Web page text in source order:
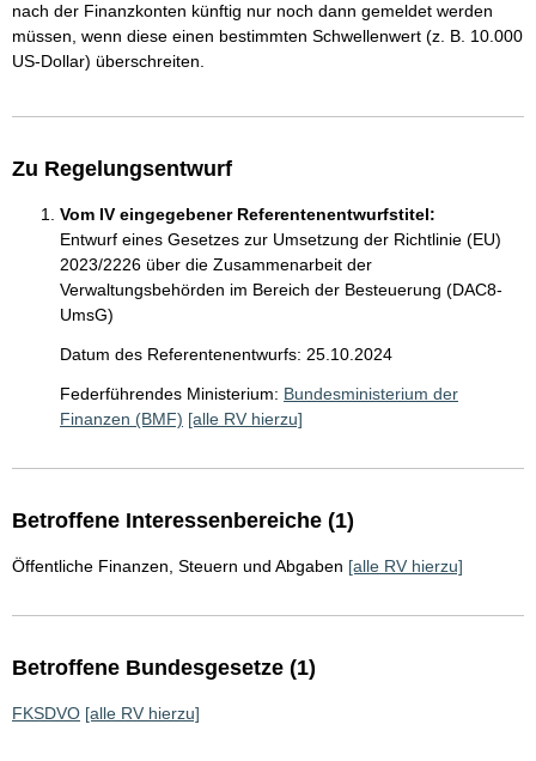
nach der Finanzkonten künftig nur noch dann gemeldet werden
müssen, wenn diese einen bestimmten Schwellenwert (z. B. 10.000
US-Dollar) überschreiten.
Zu Regelungsentwurf
Vom IV eingegebener Referentenentwurfstitel:
Entwurf eines Gesetzes zur Umsetzung der Richtlinie (EU)
2023/2226 über die Zusammenarbeit der
Verwaltungsbehörden im Bereich der Besteuerung (DAC8-
UmsG)
Datum des Referentenentwurfs: 25.10.2024
Federführendes Ministerium: Bundesministerium der
Finanzen (BMF) [alle RV hierzu]
Betroffene Interessenbereiche (1)
Öffentliche Finanzen, Steuern und Abgaben [alle RV hierzu]
Betroffene Bundesgesetze (1)
FKSDVO [alle RV hierzu]